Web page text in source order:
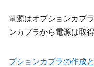
電源はオプションカプ
ンカプラから電源は取得
プションカプラの作成